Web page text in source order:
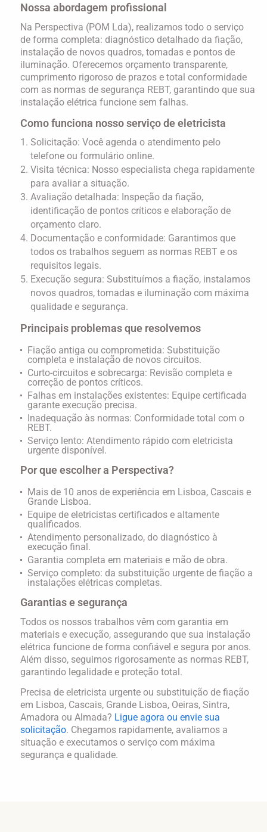
Nossa abordagem profissional
Na Perspectiva (POM Lda), realizamos todo o serviço
de forma completa: diagnóstico detalhado da fiação,
instalação de novos quadros, tomadas e pontos de
iluminação. Oferecemos orçamento transparente,
cumprimento rigoroso de prazos e total conformidade
com as normas de segurança REBT, garantindo que sua
instalação elétrica funcione sem falhas.
Como funciona nosso serviço de eletricista
Solicitação: Você agenda o atendimento pelo
telefone ou formulário online.
Visita técnica: Nosso especialista chega rapidamente
para avaliar a situação.
Avaliação detalhada: Inspeção da fiação,
identificação de pontos críticos e elaboração de
orçamento claro.
Documentação e conformidade: Garantimos que
todos os trabalhos seguem as normas REBT e os
requisitos legais.
Execução segura: Substituímos a fiação, instalamos
novos quadros, tomadas e iluminação com máxima
qualidade e segurança.
Principais problemas que resolvemos
Fiação antiga ou comprometida: Substituição
completa e instalação de novos circuitos.
Curto-circuitos e sobrecarga: Revisão completa e
correção de pontos críticos.
Falhas em instalações existentes: Equipe certificada
garante execução precisa.
Inadequação às normas: Conformidade total com o
REBT.
Serviço lento: Atendimento rápido com eletricista
urgente disponível.
Por que escolher a Perspectiva?
Mais de 10 anos de experiência em Lisboa, Cascais e
Grande Lisboa.
Equipe de eletricistas certificados e altamente
qualificados.
Atendimento personalizado, do diagnóstico à
execução final.
Garantia completa em materiais e mão de obra.
Serviço completo: da substituição urgente de fiação a
instalações elétricas completas.
Garantias e segurança
Todos os nossos trabalhos vêm com garantia em
materiais e execução, assegurando que sua instalação
elétrica funcione de forma confiável e segura por anos.
Além disso, seguimos rigorosamente as normas REBT,
garantindo legalidade e proteção total.
Precisa de eletricista urgente ou substituição de fiação
em Lisboa, Cascais, Grande Lisboa, Oeiras, Sintra,
Amadora ou Almada? Ligue agora ou envie sua
solicitação. Chegamos rapidamente, avaliamos a
situação e executamos o serviço com máxima
segurança e qualidade.